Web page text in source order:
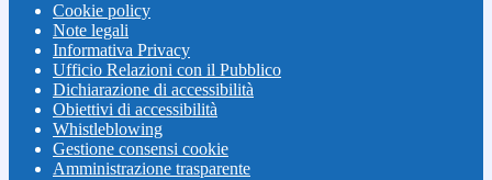
Cookie policy
Note legali
Informativa Privacy
Ufficio Relazioni con il Pubblico
Dichiarazione di accessibilità
Obiettivi di accessibilità
Whistleblowing
Gestione consensi cookie
Amministrazione trasparente